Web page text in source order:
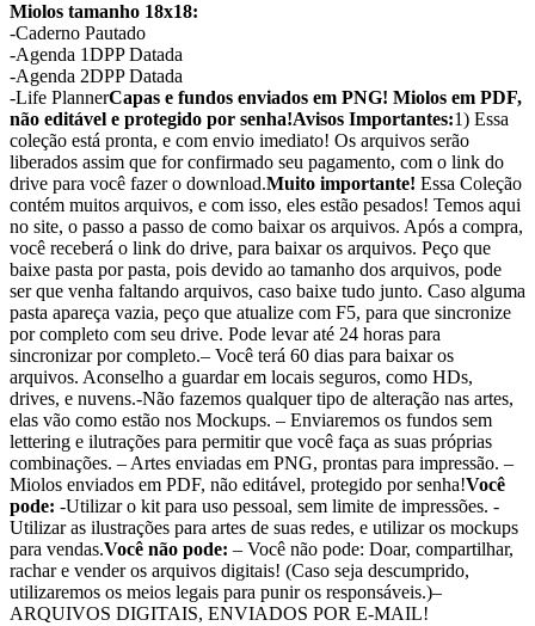
Miolos tamanho 18x18:
-Caderno Pautado
-Agenda 1DPP Datada
-Agenda 2DPP Datada
-Life PlannerCapas e fundos enviados em PNG! Miolos em PDF,
não editável e protegido por senha!Avisos Importantes:1) Essa
coleção está pronta, e com envio imediato! Os arquivos serão
liberados assim que for confirmado seu pagamento, com o link do
drive para você fazer o download.Muito importante! Essa Coleção
contém muitos arquivos, e com isso, eles estão pesados! Temos aqui
no site, o passo a passo de como baixar os arquivos. Após a compra,
você receberá o link do drive, para baixar os arquivos. Peço que
baixe pasta por pasta, pois devido ao tamanho dos arquivos, pode
ser que venha faltando arquivos, caso baixe tudo junto. Caso alguma
pasta apareça vazia, peço que atualize com F5, para que sincronize
por completo com seu drive. Pode levar até 24 horas para
sincronizar por completo.– Você terá 60 dias para baixar os
arquivos. Aconselho a guardar em locais seguros, como HDs,
drives, e nuvens.-Não fazemos qualquer tipo de alteração nas artes,
elas vão como estão nos Mockups. – Enviaremos os fundos sem
lettering e ilutrações para permitir que você faça as suas próprias
combinações. – Artes enviadas em PNG, prontas para impressão. –
Miolos enviados em PDF, não editável, protegido por senha!Você
pode: -Utilizar o kit para uso pessoal, sem limite de impressões. -
Utilizar as ilustrações para artes de suas redes, e utilizar os mockups
para vendas.Você não pode: – Você não pode: Doar, compartilhar,
rachar e vender os arquivos digitais! (Caso seja descumprido,
utilizaremos os meios legais para punir os responsáveis.)–
ARQUIVOS DIGITAIS, ENVIADOS POR E-MAIL!